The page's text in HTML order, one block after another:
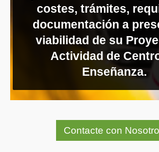
costes, trámites,
documentación a
viabilidad de su
Actividad de
Enseñanza.
Contacte con